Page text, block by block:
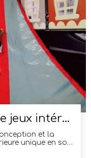
Création d'une aire de jeux intérieure pour enfants unique sur le thème d'un château de 1 100 ² en Italie
et la
unique en son